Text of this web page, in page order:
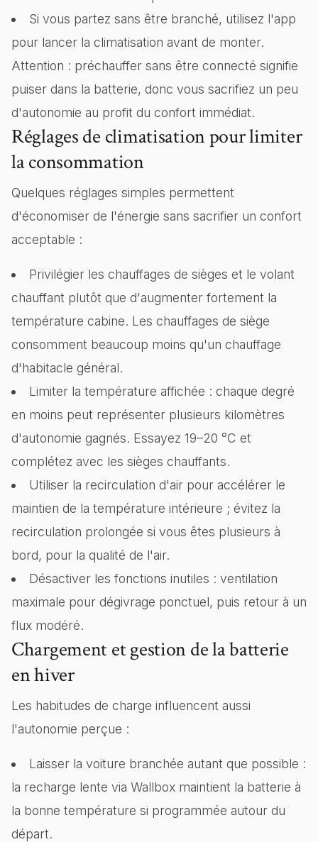
Si vous partez sans être branché, utilisez l'app
pour lancer la climatisation avant de monter.
Attention : préchauffer sans être connecté signifie
puiser dans la batterie, donc vous sacrifiez un peu
d'autonomie au profit du confort immédiat.
Réglages de climatisation pour limiter
la consommation
Quelques réglages simples permettent
d'économiser de l'énergie sans sacrifier un confort
acceptable :
Privilégier les chauffages de sièges et le volant
chauffant plutôt que d'augmenter fortement la
température cabine. Les chauffages de siège
consomment beaucoup moins qu'un chauffage
d'habitacle général.
Limiter la température affichée : chaque degré
en moins peut représenter plusieurs kilomètres
d'autonomie gagnés. Essayez 19–20 °C et
complétez avec les sièges chauffants.
Utiliser la recirculation d'air pour accélérer le
maintien de la température intérieure ; évitez la
recirculation prolongée si vous êtes plusieurs à
bord, pour la qualité de l'air.
Désactiver les fonctions inutiles : ventilation
maximale pour dégivrage ponctuel, puis retour à un
flux modéré.
Chargement et gestion de la batterie
en hiver
Les habitudes de charge influencent aussi
l'autonomie perçue :
Laisser la voiture branchée autant que possible :
la recharge lente via Wallbox maintient la batterie à
la bonne température si programmée autour du
départ.